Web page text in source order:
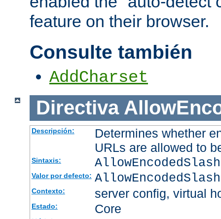
feature on their browser.
Consulte también
AddCharset
Directiva
Descripción:
Determines whether
URLs are allowed to
Sintaxis:
Valor por defecto:
Contexto: server config, virtual
Estado: Core